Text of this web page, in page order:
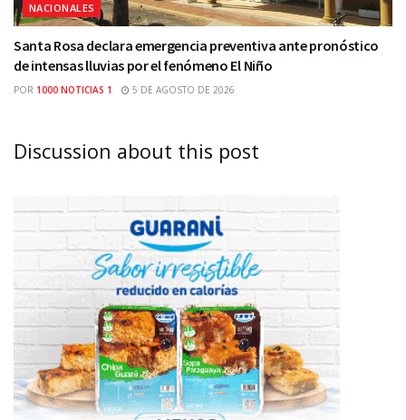
NACIONALES
Santa Rosa declara emergencia preventiva ante pronóstico
de intensas lluvias por el fenómeno El Niño
POR 1000 NOTICIAS 1 5 DE AGOSTO DE 2026
Discussion about this post